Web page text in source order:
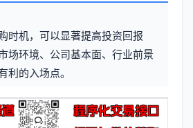
时机，可以显著提高投资回报
场环境、公司基本面、行业前景
利的入场点。